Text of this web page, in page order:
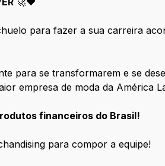
para fazer a sua carreira
para se transformarem e se
empresa de moda da América
financeiros do Brasil!
para compor a equipe!